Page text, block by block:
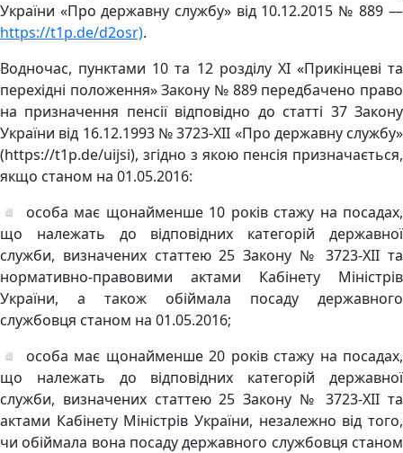
України «Про державну службу» від 10.12.2015 № 889 —
https://t1p.de/d2osr).
Водночас, пунктами 10 та 12 розділу XI «Прикінцеві та
перехідні положення» Закону № 889 передбачено право
на призначення пенсії відповідно до статті 37 Закону
України від 16.12.1993 № 3723-XII «Про державну службу»
(https://t1p.de/uijsi), згідно з якою пенсія призначається,
якщо станом на 01.05.2016:
◽️ особа має щонайменше 10 років стажу на посадах,
що належать до відповідних категорій державної
служби, визначених статтею 25 Закону № 3723-XII та
нормативно-правовими актами Кабінету Міністрів
України, а також обіймала посаду державного
службовця станом на 01.05.2016;
◽️ особа має щонайменше 20 років стажу на посадах,
що належать до відповідних категорій державної
служби, визначених статтею 25 Закону № 3723-XII та
актами Кабінету Міністрів України, незалежно від того,
чи обіймала вона посаду державного службовця станом